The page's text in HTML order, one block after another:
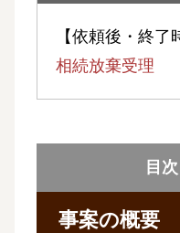
【依頼後・終了
相続放棄受理
目次
事案の概要